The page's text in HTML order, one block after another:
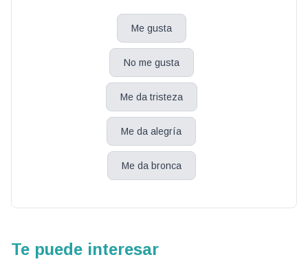
Me gusta
No me gusta
Me da tristeza
Me da alegría
Me da bronca
Te puede interesar